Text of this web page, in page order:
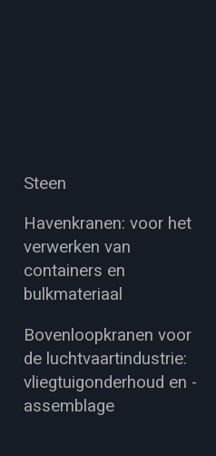
Steen
Havenkranen: voor het
verwerken van
containers en
bulkmateriaal
Bovenloopkranen voor
de luchtvaartindustrie:
vliegtuigonderhoud en -
assemblage